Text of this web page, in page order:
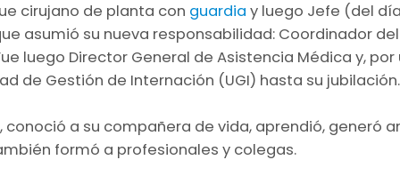
cirujano de planta con guardia y luego Jefe (del
asumió su nueva responsabilidad: Coordinador
luego Director General de Asistencia Médica y,
de Gestión de Internación (UGI) hasta su jubilación.
conoció a su compañera de vida, aprendió, generó
formó a profesionales y colegas.